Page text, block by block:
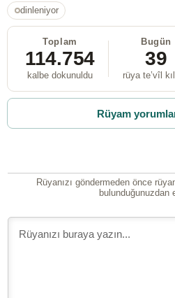
dinleniyor
Toplam
114.754
kalbe dokunuldu
Bugün
39
rüya te’vîl
Rüyam
Rüyanızı göndermeden önce
bulunduğunuzdan